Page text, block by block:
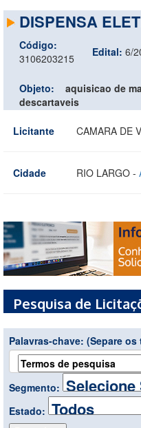
DISPENSA
Código:
3106203215
Edital: 6/
Objeto:
aquisicao de
descartaveis
Licitante CAMARA DE
Cidade RIO LARGO -
Pesquisa de
Palavras-chave: (Separe
Segmento:
Estado: